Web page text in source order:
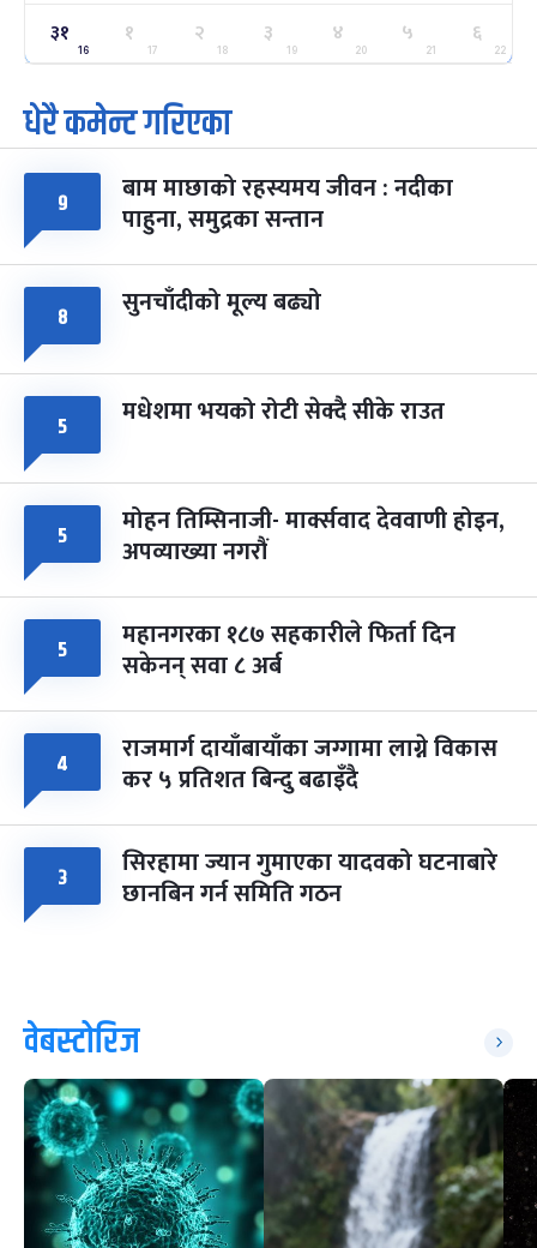
२५
मंगल
ग्याल्पो ल्होसार
फाल्गुन २५, २०८३ Mar 9, 2027
७ महिना बाँकी
७
आइत
पूर्णिमा व्रत
चैत्र ७, २०८३-Mar 21, 2027
८ फागुपूर्णिमा
चैत्र ८, २०८३-Mar 22, 2027
७ महिना बाँकी
३१
16
१
17
२
18
३
19
४
20
५
21
६
22
धेरै कमेन्ट गरिएका
९ बाम माछाको रहस्यमय जीवन : नदीका
पाहुना, समुद्रका सन्तान
८ सुनचाँदीको मूल्य बढ्यो
५ मधेशमा भयको रोटी सेक्दै सीके राउत
५ मोहन तिम्सिनाजी- मार्क्सवाद देववाणी होइन,
अपव्याख्या नगरौं
५ महानगरका १८७ सहकारीले फिर्ता दिन
सकेनन् सवा ८ अर्ब
४ राजमार्ग दायाँबायाँका जग्गामा लाग्ने विकास
कर ५ प्रतिशत बिन्दु बढाइँदै
३ सिरहामा ज्यान गुमाएका यादवको घटनाबारे
छानबिन गर्न समिति गठन
वेबस्टोरिज